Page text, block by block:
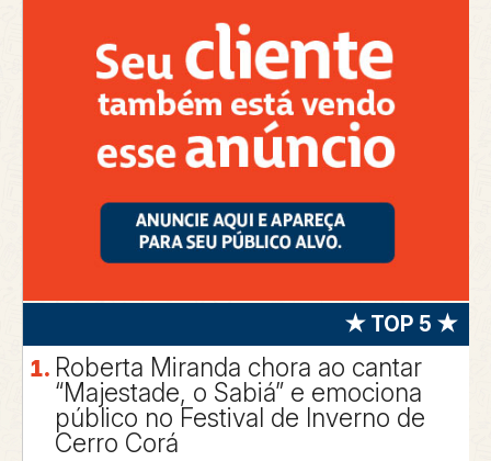
★ TOP 5 ★
Roberta Miranda chora ao cantar
“Majestade, o Sabiá” e emociona
público no Festival de Inverno de
Cerro Corá